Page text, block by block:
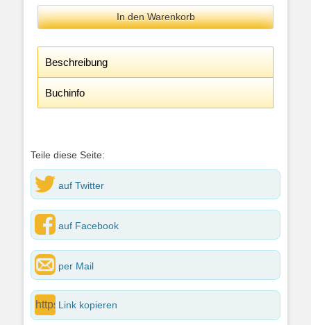
Beschreibung
Buchinfo
Teile diese Seite:
auf Twitter
auf Facebook
per Mail
Link kopieren